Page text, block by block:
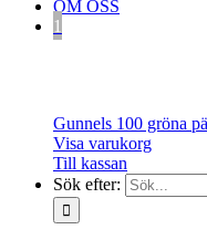
OM OSS
1
Gunnels 100 gröna
Visa varukorg
Till kassan
Sök efter: